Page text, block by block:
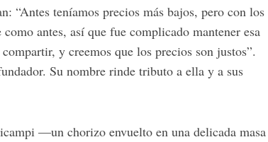
“Antes teníamos precios más bajos, pero con los
antes, así que fue complicado mantener esa
y creemos que los precios son justos”.
Su nombre rinde tributo a ella y a sus
—un chorizo envuelto en una delicada masa